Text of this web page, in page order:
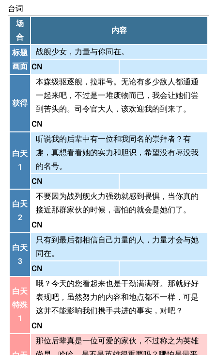
台词
场
合
内容
标题
画面
战舰少女，力量与你同在。
CN
获得
本森级驱逐舰，拉菲号。无论有多少敌人都通通
一起来吧，不过是一堆废物而已，我会让她们尝
到苦头的。司令官大人，该欢迎我的到来了。
CN
白天
1
听说我的后辈中有一位和我同名的崇拜者？有
趣，真想看看她的实力和胆识，希望没有辱没我
的名号。
CN
白天
2
不要因为战列舰火力强劲就感到畏惧，当你真的
接近那群家伙的时候，害怕的就会是她们了。
CN
白天
3
只有到最后都相信自己力量的人，力量才会与她
同在。
CN
白天
特殊
1
哦？今天的您看起来也是干劲满满呀。那就好好
表现吧，虽然努力的内容和地点都不一样，可是
这并不能影响我们携手共进的事实，对吧？
CN
那位后辈真是一位可爱的家伙，不过称之为英雄